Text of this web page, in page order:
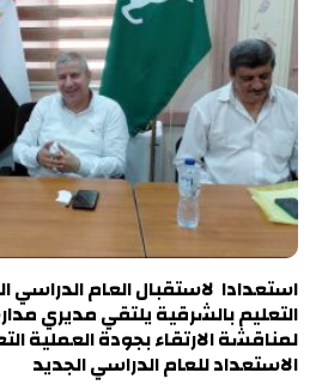
استعدادا لاستقبال العام الدراسي
التعليم بالشرقية يلتقي مديري
لمناقشة الارتقاء بجودة العملية
الاستعداد للعام الدراسي الجديد